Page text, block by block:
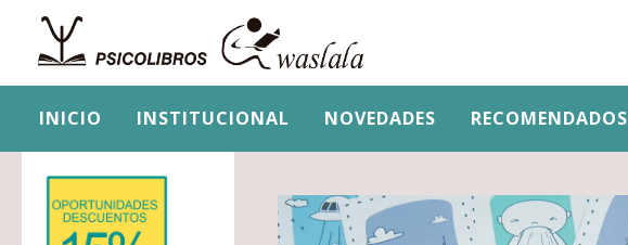
INICIO INSTITUCIONAL NOVEDADES RECOMENDADOS